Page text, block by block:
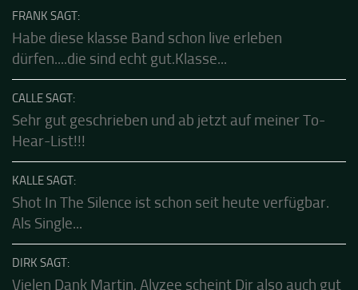
FRANK SAGT:
Habe diese klasse Band schon live erleben
dürfen....die sind echt gut.Klasse...
CALLE SAGT:
Sehr gut geschrieben und ab jetzt auf meiner To-
Hear-List!!!
KALLE SAGT:
Shot In The Silence ist schon seit heute verfügbar.
Als Single...